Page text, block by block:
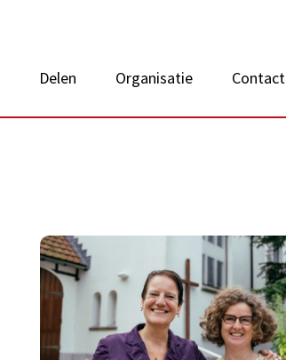
Delen Organisatie Contact